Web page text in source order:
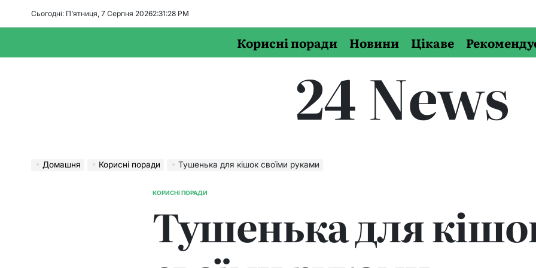
Сьогодні: П’ятниця, 7 Серпня 20262:31:29 PM
Корисні поради Новини Цікаве
24 News
Домашня Корисні поради Тушенька для кішок своїми руками
ОПУБЛІКУВАТИ
КОРИСНІ ПОРАДИ
Тушенька для